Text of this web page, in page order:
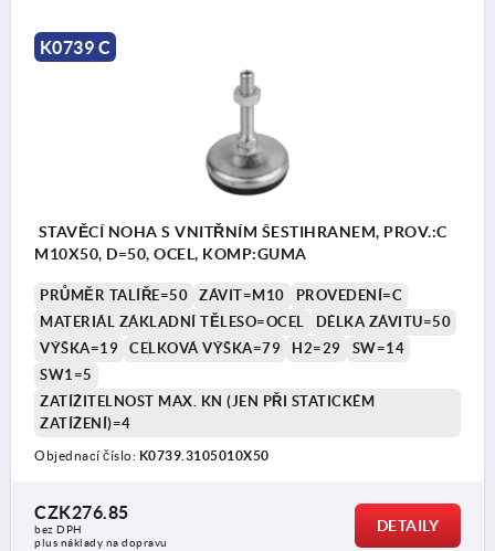
K0739 C
STAVĚCÍ NOHA S VNITŘNÍM ŠESTIHRANEM, PROV.:C
M10X50, D=50, OCEL, KOMP:GUMA
PRŮMĚR TALÍŘE=50 ZÁVIT=M10
PROVEDENÍ=C
MATERIÁL ZÁKLADNÍ TĚLESO=OCEL
DÉLKA ZÁVITU=50
VÝŠKA=19
CELKOVÁ VÝŠKA=79 H2=29
SW=14
SW1=5
ZATÍŽITELNOST MAX. KN (JEN PŘI STATICKÉM
ZATÍŽENÍ)=4
Objednací číslo: K0739.3105010X50
CZK276.85
bez DPH
plus náklady na dopravu
DETAILY